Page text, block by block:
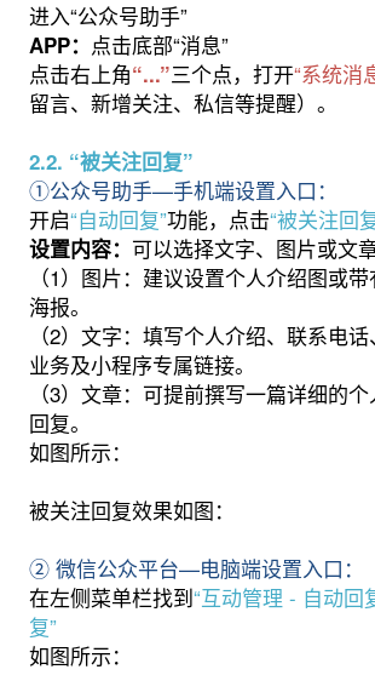
进入“公众号助手”
APP： 点击底部“消息”
点击右上角“...”三个点，打开“系统消
留言、新增关注、私信等提醒）。
2.2. “被关注回复”
①公众号助手—手机端设置入口：
开启“自动回复”功能，点击“被关注回
设置内容： 可以选择文字、图片或文章
（1）图片：建议设置个人介绍图或
海报。
（2）文字：填写个人介绍、联系电
业务及小程序专属链接。
（3）文章：可提前撰写一篇详细的
回复。
如图所示：
被关注回复效果如图：
② 微信公众平台—电脑端设置入口：
在左侧菜单栏找到“互动管理 - 自动回
复”
如图所示：